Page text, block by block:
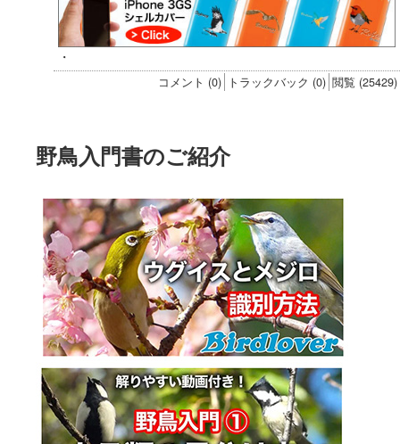
・
コメント (0) トラックバック (0) 閲覧 (25429)
野鳥入門書のご紹介